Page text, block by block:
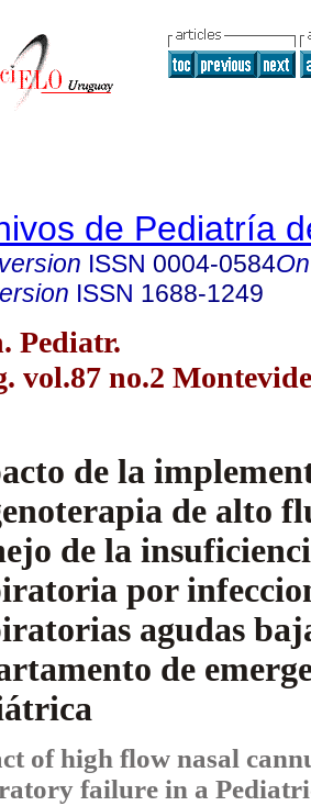
de Pediatría
ISSN 0004-0584
ISSN 1688-1249
Pediatr.
vol.87 no.2
de la
de alto
de la
por
agudas
de
of high flow nasal
failure in a